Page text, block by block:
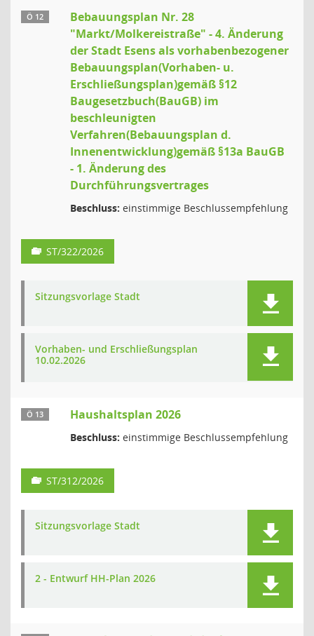
Ö 12
Bebauungsplan Nr. 28
"Markt/Molkereistraße" - 4. Änderung
der Stadt Esens als vorhabenbezogener
Bebauungsplan(Vorhaben- u.
Erschließungsplan)gemäß §12
Baugesetzbuch(BauGB) im
beschleunigten
Verfahren(Bebauungsplan d.
Innenentwicklung)gemäß §13a BauGB
- 1. Änderung des
Durchführungsvertrages
Beschluss: einstimmige Beschlussempfehlung
ST/322/2026
Sitzungsvorlage Stadt
Vorhaben- und Erschließungsplan
10.02.2026
Ö 13 Haushaltsplan 2026
Beschluss: einstimmige Beschlussempfehlung
ST/312/2026
Sitzungsvorlage Stadt
2 - Entwurf HH-Plan 2026